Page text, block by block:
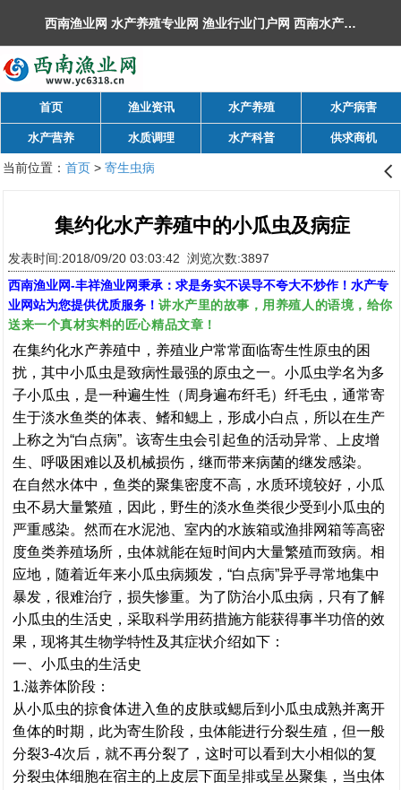
西南渔业网 水产养殖专业网 渔业行业门户网 ​西南水产网 丰祥渔业网 永川水花网，欢迎光临！
首页 渔业资讯 水产养殖 水产病害
水产营养 水质调理 水产科普 供求商机
当前位置： 首页> 寄生虫病 󰊒
集约化水产养殖中的小瓜虫及病症
发表时间:2018/09/20 03:03:42 浏览次数:3897
西南渔业网-丰祥渔业网秉承：求是务实不误导不夸大不炒作！水产专
业网站为您提供优质服务！ 讲水产里的故事，用养殖人的语境，给你
送来一个真材实料的匠心精品文章！
在集约化水产养殖中，养殖业户常常面临寄生性原虫的困
扰，其中小瓜虫是致病性最强的原虫之一。小瓜虫学名为多
子小瓜虫，是一种遍生性（周身遍布纤毛）纤毛虫，通常寄
生于淡水鱼类的体表、鳍和鳃上，形成小白点，所以在生产
上称之为“白点病”。该寄生虫会引起鱼的活动异常、上皮增
生、呼吸困难以及机械损伤，继而带来病菌的继发感染。
在自然水体中，鱼类的聚集密度不高，水质环境较好，小瓜
虫不易大量繁殖，因此，野生的淡水鱼类很少受到小瓜虫的
严重感染。然而在水泥池、室内的水族箱或渔排网箱等高密
度鱼类养殖场所，虫体就能在短时间内大量繁殖而致病。相
应地，随着近年来小瓜虫病频发，“白点病”异乎寻常地集中
暴发，很难治疗，损失惨重。为了防治小瓜虫病，只有了解
小瓜虫的生活史，采取科学用药措施方能获得事半功倍的效
果，现将其生物学特性及其症状介绍如下：
一、小瓜虫的生活史
1.滋养体阶段：
从小瓜虫的掠食体进入鱼的皮肤或鳃后到小瓜虫成熟并离开
鱼体的时期，此为寄生阶段，虫体能进行分裂生殖，但一般
分裂3-4次后，就不再分裂了，这时可以看到大小相似的复
分裂虫体细胞在宿主的上皮层下面呈排或呈丛聚集，当虫体